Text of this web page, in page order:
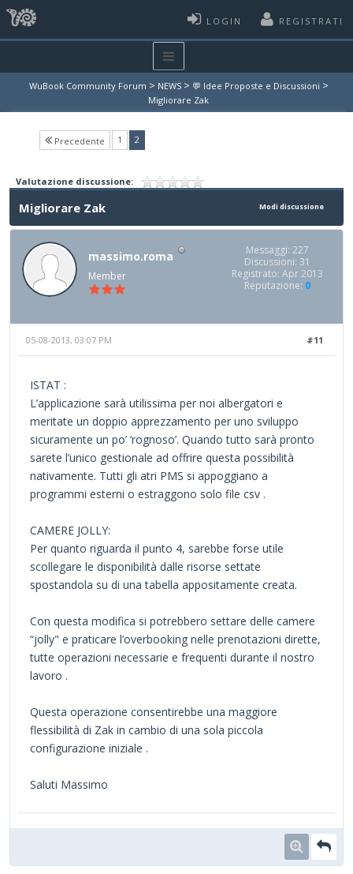
LOGIN REGISTRATI
WuBook Community Forum > NEWS > 💬 Idee Proposte e Discussioni >
Migliorare Zak
Precedente 1 2(current)
Valutazione discussione:
Modi discussione
Migliorare Zak
massimo.roma
Member
Messaggi: 227
Discussioni: 31
Registrato: Apr 2013
Reputazione: 0
#11
05-08-2013, 03:07 PM
ISTAT :
L’applicazione sarà utilissima per noi albergatori e
meritate un doppio apprezzamento per uno sviluppo
sicuramente un po’ ‘rognoso’. Quando tutto sarà pronto
sarete l’unico gestionale ad offrire questa possibilità
nativamente. Tutti gli atri PMS si appoggiano a
programmi esterni o estraggono solo file csv .
CAMERE JOLLY:
Per quanto riguarda il punto 4, sarebbe forse utile
scollegare le disponibilità dalle risorse settate
spostandola su di una tabella appositamente creata.
Con questa modifica si potrebbero settare delle camere
“jolly" e praticare l’overbooking nelle prenotazioni dirette,
tutte operazioni necessarie e frequenti durante il nostro
lavoro .
Questa operazione consentirebbe una maggiore
flessibilità di Zak in cambio di una sola piccola
configurazione iniziale .
Saluti Massimo